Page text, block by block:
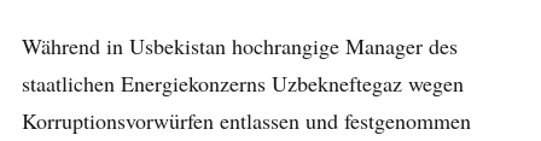
Während in Usbekistan hochrangige Manager des
staatlichen Energiekonzerns Uzbekneftegaz wegen
Korruptionsvorwürfen entlassen und festgenommen